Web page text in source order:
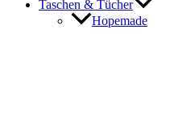
Taschen & Tücher
Hopemade